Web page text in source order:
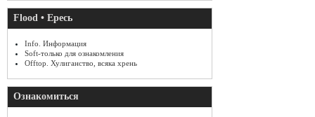
Flood • Ересь
Info. Информация
Soft-только для ознакомления
Offtop. Хулиганство, всяка хрень
Ознакомиться